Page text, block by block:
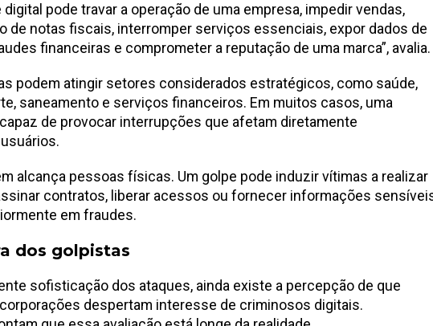
digital pode travar a operação de uma empresa, impedir vendas,
de notas fiscais, interromper serviços essenciais, expor dados de
financeiras e comprometer a reputação de uma marca”, avalia.
podem atingir setores considerados estratégicos, como saúde,
saneamento e serviços financeiros. Em muitos casos, uma
de provocar interrupções que afetam diretamente
alcança pessoas físicas. Um golpe pode induzir vítimas a realizar
contratos, liberar acessos ou fornecer informações
em fraudes.
dos golpistas
sofisticação dos ataques, ainda existe a percepção de que
despertam interesse de criminosos digitais.